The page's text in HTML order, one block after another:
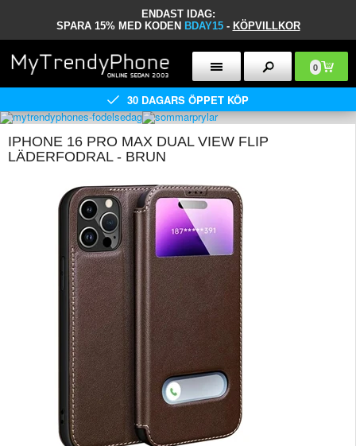
ENDAST IDAG:
SPARA 15% MED KODEN BDAY15 - KÖPVILLKOR
0
30 DAGARS ÖPPET KÖP
IPHONE 16 PRO MAX DUAL VIEW FLIP
LÄDERFODRAL - BRUN